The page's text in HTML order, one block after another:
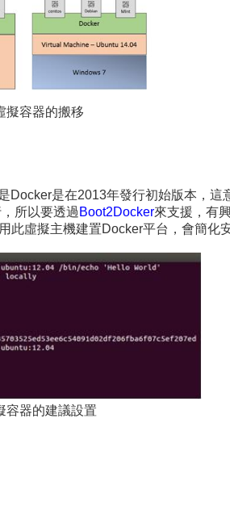
擬容器的搬移
是在2013年發行初始版本，
所以要透過 Boot2Docker來支援，有
虛擬主機建置Docker平台，會簡化
容器的建議設置